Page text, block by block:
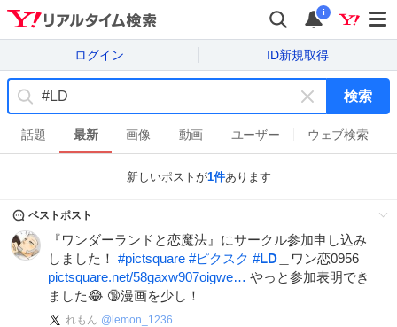
i
ログイン ID新規取得
キ
ー
ワ
す
検索
話題 最新 画像 動画 ユーザー ウェブ検索
新しいポストが1件あります
ベストポスト
『ワンダーランドと恋魔法』にサークル参加申し込み
しました！ #pictsquare #ピクスク #LD ＿ワン恋0956
pictsquare.net/58gaxw907oigwe… やっと参加表明でき
ました😂 🔞漫画を少し！
れもん @ lemon_1236